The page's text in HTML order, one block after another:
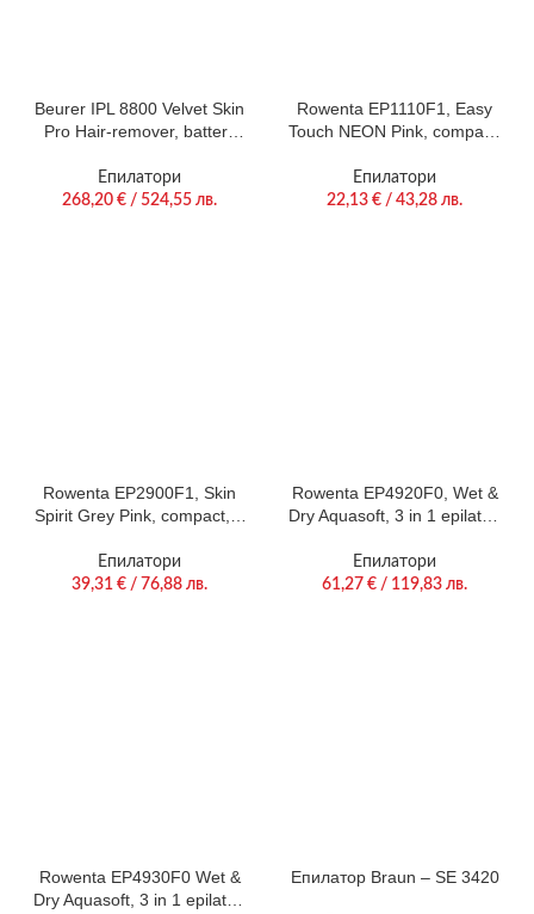
Beurer IPL 8800 Velvet Skin
Pro Hair-remover, battery
cm2, 1 attachment 2 cm2,
600 000 pulses, safe skin
Епилатори
268,20 € / 524,55 лв.
Rowenta EP1110F1, Easy
Touch NEON Pink, compact,
beginner attachment
Епилатори
22,13 € / 43,28 лв.
Rowenta EP2900F1, Skin
Spirit Grey Pink, compact, 2
cleaning brush
Епилатори
39,31 € / 76,88 лв.
Rowenta EP4920F0, Wet &
Dry Aquasoft, 3 in 1 epilator/
epilation technology, 24
hygenic stainless steel
Епилатори
61,27 € / 119,83 лв.
Rowenta EP4930F0 Wet &
Dry Aquasoft, 3 in 1 epilator/
Епилатор Braun – SE 3420